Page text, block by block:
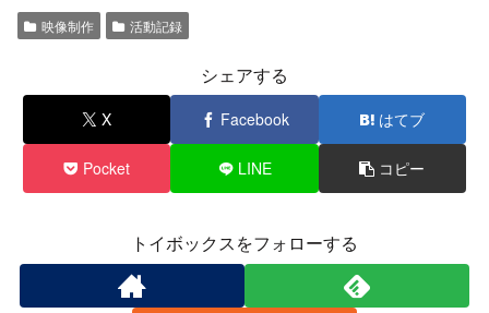
映像制作 活動記録
シェアする
X Facebook はてブ
Pocket LINE コピー
トイボックスをフォローする